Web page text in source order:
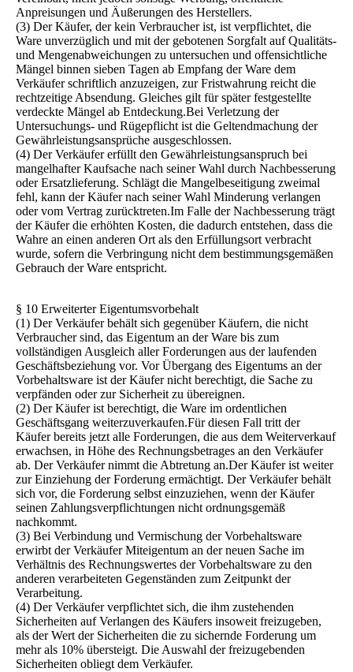
Anpreisungen und Äußerungen des Herstellers.
(3) Der Käufer, der kein Verbraucher ist, ist verpflichtet, die
Ware unverzüglich und mit der gebotenen Sorgfalt auf Qualitäts-
und Mengenabweichungen zu untersuchen und offensichtliche
Mängel binnen sieben Tagen ab Empfang der Ware dem
Verkäufer schriftlich anzuzeigen, zur Fristwahrung reicht die
rechtzeitige Absendung. Gleiches gilt für später festgestellte
verdeckte Mängel ab Entdeckung.Bei Verletzung der
Untersuchungs- und Rügepflicht ist die Geltendmachung der
Gewährleistungsansprüche ausgeschlossen.
(4) Der Verkäufer erfüllt den Gewährleistungsanspruch bei
mangelhafter Kaufsache nach seiner Wahl durch Nachbesserung
oder Ersatzlieferung. Schlägt die Mangelbeseitigung zweimal
fehl, kann der Käufer nach seiner Wahl Minderung verlangen
oder vom Vertrag zurücktreten.Im Falle der Nachbesserung trägt
der Käufer die erhöhten Kosten, die dadurch entstehen, dass die
Wahre an einen anderen Ort als den Erfüllungsort verbracht
wurde, sofern die Verbringung nicht dem bestimmungsgemäßen
Gebrauch der Ware entspricht.
§ 10 Erweiterter Eigentumsvorbehalt
(1) Der Verkäufer behält sich gegenüber Käufern, die nicht
Verbraucher sind, das Eigentum an der Ware bis zum
vollständigen Ausgleich aller Forderungen aus der laufenden
Geschäftsbeziehung vor. Vor Übergang des Eigentums an der
Vorbehaltsware ist der Käufer nicht berechtigt, die Sache zu
verpfänden oder zur Sicherheit zu übereignen.
(2) Der Käufer ist berechtigt, die Ware im ordentlichen
Geschäftsgang weiterzuverkaufen.Für diesen Fall tritt der
Käufer bereits jetzt alle Forderungen, die aus dem Weiterverkauf
erwachsen, in Höhe des Rechnungsbetrages an den Verkäufer
ab. Der Verkäufer nimmt die Abtretung an.Der Käufer ist weiter
zur Einziehung der Forderung ermächtigt. Der Verkäufer behält
sich vor, die Forderung selbst einzuziehen, wenn der Käufer
seinen Zahlungsverpflichtungen nicht ordnungsgemäß
nachkommt.
(3) Bei Verbindung und Vermischung der Vorbehaltsware
erwirbt der Verkäufer Miteigentum an der neuen Sache im
Verhältnis des Rechnungswertes der Vorbehaltsware zu den
anderen verarbeiteten Gegenständen zum Zeitpunkt der
Verarbeitung.
(4) Der Verkäufer verpflichtet sich, die ihm zustehenden
Sicherheiten auf Verlangen des Käufers insoweit freizugeben,
als der Wert der Sicherheiten die zu sichernde Forderung um
mehr als 10% übersteigt. Die Auswahl der freizugebenden
Sicherheiten obliegt dem Verkäufer.